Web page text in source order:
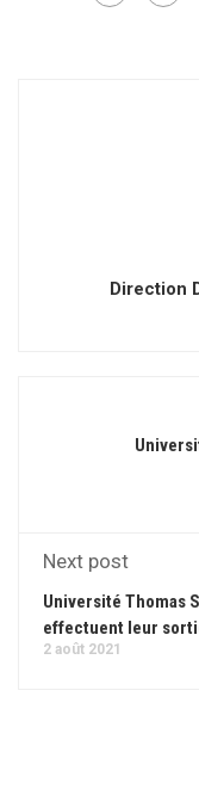
Direction
Next post
Université Thomas
effectuent leur
2 août 2021